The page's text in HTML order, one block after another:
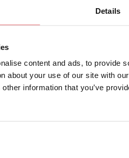
Details
content and ads, to provide
about your use of our site with
information that you’ve
Cookie-Richtlinie
wir werden uns so schnell